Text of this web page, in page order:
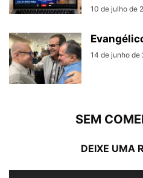
10 de julho de
14 de junho de
SEM
DEIXE UMA